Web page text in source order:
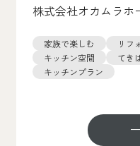
株式会社オカムラホ
家族で楽しむ リフ
キッチン空間
てき
キッチンプラン